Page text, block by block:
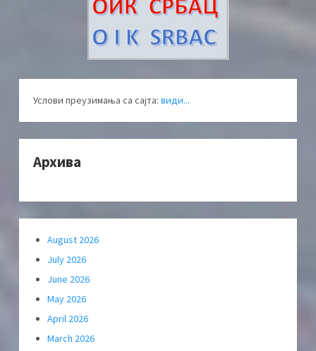
Услови преузимања са сајта: види...
Архива
August 2026
July 2026
June 2026
May 2026
April 2026
March 2026